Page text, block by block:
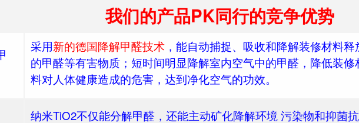
新的德国降解甲醛技术，能自动捕捉、吸收和降解装修材料释放
的甲醛等有害物质；短时间明显降解室内空气中的甲醛，降低装修材
料对人体健康造成的危害，达到净化空气的功效。
纳米TiO2不仅能分解甲醛，还能主动矿化降解环境 污染物和抑菌抗
毒。